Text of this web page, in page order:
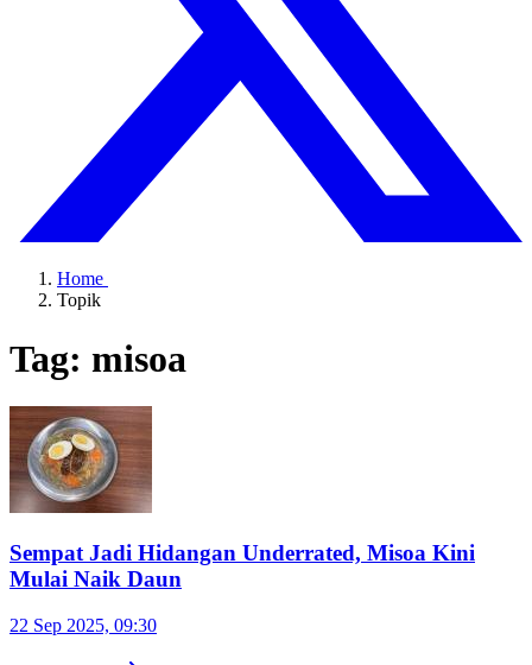
Home
Topik
Tag: misoa
Sempat Jadi Hidangan Underrated, Misoa Kini
Mulai Naik Daun
22 Sep 2025, 09:30